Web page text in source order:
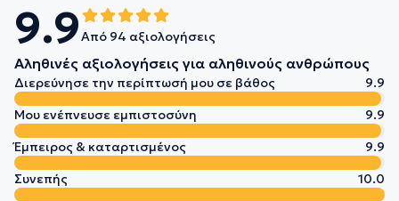
9.9Από 94 αξιολογήσεις
Αληθινές αξιολογήσεις για αληθινούς ανθρώπους
Διερεύνησε την περίπτωσή μου σε βάθος
9.9
Μου ενέπνευσε εμπιστοσύνη
9.9
Έμπειρος & καταρτισμένος
9.9
Συνεπής
10.0